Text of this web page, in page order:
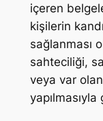
içeren
kişilerin
sağlanması
sahteciliği,
veya var